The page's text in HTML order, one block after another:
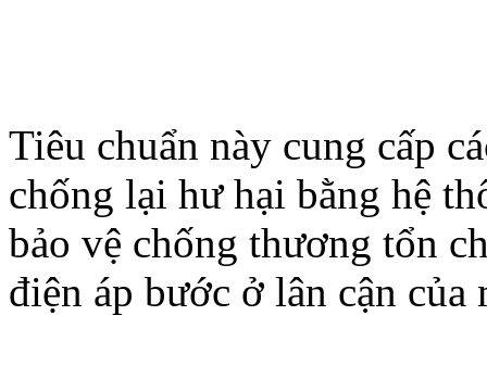
Tiêu chuẩn này cung cấp
chống lại hư hại bằng hệ
bảo vệ chống thương tổn
điện áp bước ở lân cận của